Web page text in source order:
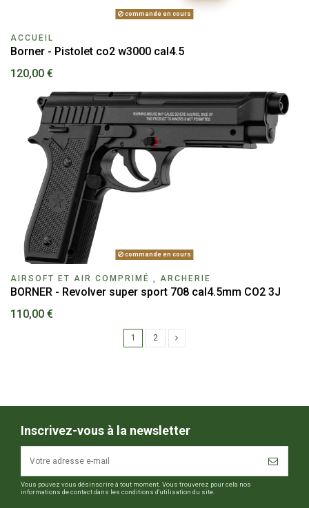
commande en cours
ACCUEIL
Borner - Pistolet co2 w3000 cal4.5
120,00 €
commande en cours
AIRSOFT ET AIR COMPRIMÉ , ARCHERIE
BORNER - Revolver super sport 708 cal4.5mm CO2 3J
110,00 €
1 2
Inscrivez-vous à la newsletter
Vous pouvez vous désinscrire à tout moment. Vous trouverez pour cela nos
informations de contact dans les conditions d'utilisation du site.